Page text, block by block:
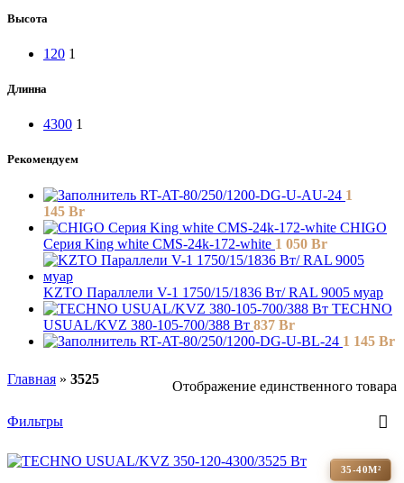
Высота
120 1
Длинна
4300 1
Рекомендуем
RT-AT-80/250/1200-DG-U-AU-24 1
145 Br
СHIGO
Серия King white CMS-24k-172-white 1 050 Br
KZTO Параллели V-1 1750/15/1836 Вт/ RAL 9005 муар
TECHNO
USUAL/KVZ 380-105-700/388 Вт 837 Br
RT-AT-80/250/1200-DG-U-BL-24 1 145 Br
Главная » 3525 Отображение единственного товара
Фильтры
35-40М²